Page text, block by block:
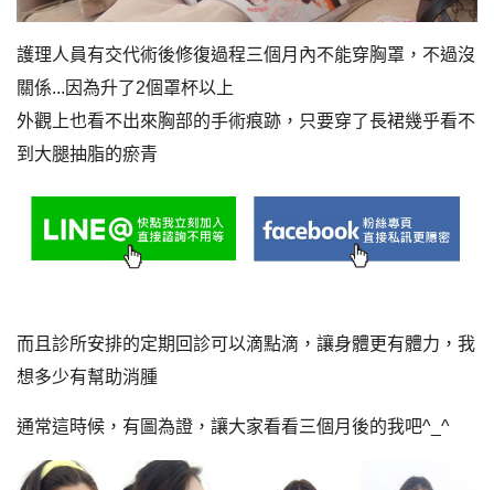
護理人員有交代術後修復過程三個月內不能穿胸罩，不過沒
關係...因為升了2個罩杯以上
外觀上也看不出來胸部的手術痕跡，只要穿了長裙幾乎看不
到大腿抽脂的瘀青
而且診所安排的定期回診可以滴點滴，讓身體更有體力，我
想多少有幫助消腫
通常這時候，有圖為證，讓大家看看三個月後的我吧^_^